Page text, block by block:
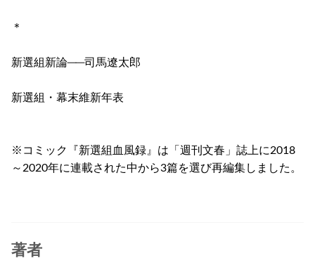
＊
新選組新論──司馬遼太郎
新選組・幕末維新年表
※コミック『新選組血風録』は「週刊文春」誌上に2018
～2020年に連載された中から3篇を選び再編集しました。
著者